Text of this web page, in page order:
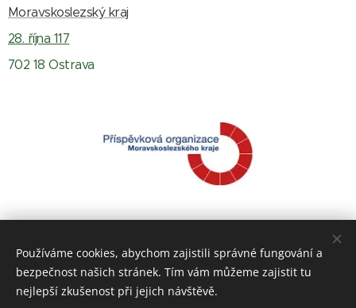
Moravskoslezský kraj
28. října 117
702 18 Ostrava
Používáme cookies, abychom zajistili správné fungování a
bezpečnost našich stránek. Tím vám můžeme zajistit tu
nejlepší zkušenost při jejich návštěvě.